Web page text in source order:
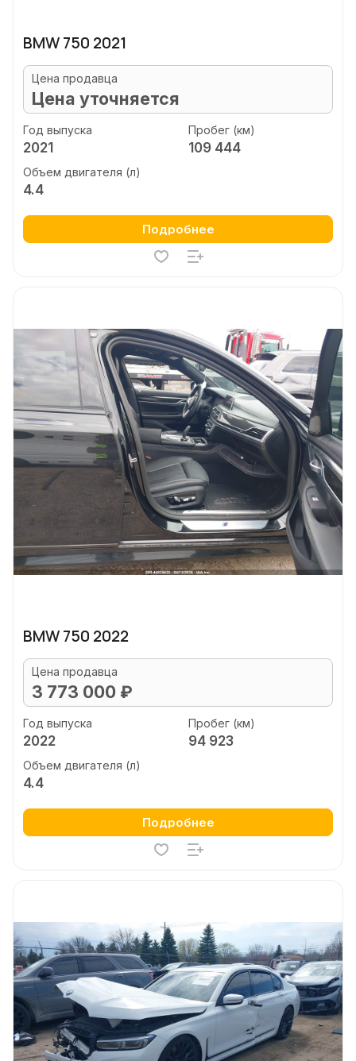
BMW 750 2021
Цена продавца
Цена уточняется
Год выпуска
2021
Пробег (км)
109 444
Объем двигателя (л)
4.4
Подробнее
BMW 750 2022
Цена продавца
3 773 000 ₽
Год выпуска
2022
Пробег (км)
94 923
Объем двигателя (л)
4.4
Подробнее